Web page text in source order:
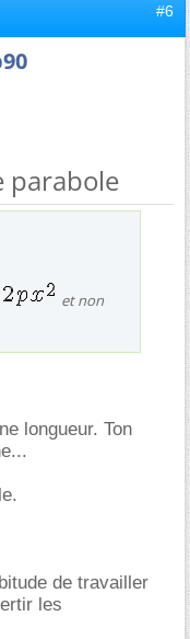
#6
parabole
et non
longueur. Ton
de travailler
les